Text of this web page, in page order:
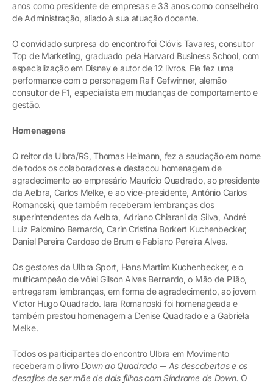
anos como presidente de empresas e 33 anos como conselheiro
de Administração, aliado à sua atuação docente.
O convidado surpresa do encontro foi Clóvis Tavares, consultor
Top de Marketing, graduado pela Harvard Business School, com
especialização em Disney e autor de 12 livros. Ele fez uma
performance com o personagem Ralf Gefwinner, alemão
consultor de F1, especialista em mudanças de comportamento e
gestão.
Homenagens
O reitor da Ulbra/RS, Thomas Heimann, fez a saudação em nome
de todos os colaboradores e destacou homenagem de
agradecimento ao empresário Maurício Quadrado, ao presidente
da Aelbra, Carlos Melke, e ao vice-presidente, Antônio Carlos
Romanoski, que também receberam lembranças dos
superintendentes da Aelbra, Adriano Chiarani da Silva, André
Luiz Palomino Bernardo, Carin Cristina Borkert Kuchenbecker,
Daniel Pereira Cardoso de Brum e Fabiano Pereira Alves.
Os gestores da Ulbra Sport, Hans Martim Kuchenbecker, e o
multicampeão de vôlei Gilson Alves Bernardo, o Mão de Pilão,
entregaram lembranças, em forma de agradecimento, ao jovem
Victor Hugo Quadrado. Iara Romanoski foi homenageada e
também prestou homenagem a Denise Quadrado e a Gabriela
Melke.
Todos os participantes do encontro Ulbra em Movimento
receberam o livro Down ao Quadrado-- As descobertas e os
desafios de ser mãe de dois filhos com Síndrome de Down. O